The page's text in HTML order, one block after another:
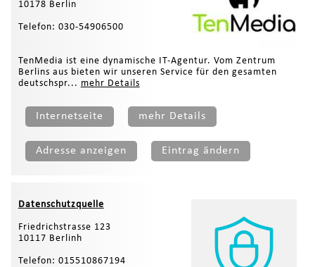
10178 Berlin
Telefon: 030-54906500
TenMedia ist eine dynamische IT-Agentur. Vom Zentrum
Berlins aus bieten wir unseren Service für den gesamten
deutschspr... mehr Details
Internetseite mehr Details
Adresse anzeigen Eintrag ändern
Datenschutzquelle
Friedrichstrasse 123
10117 Berlinh
Telefon: 015510867194